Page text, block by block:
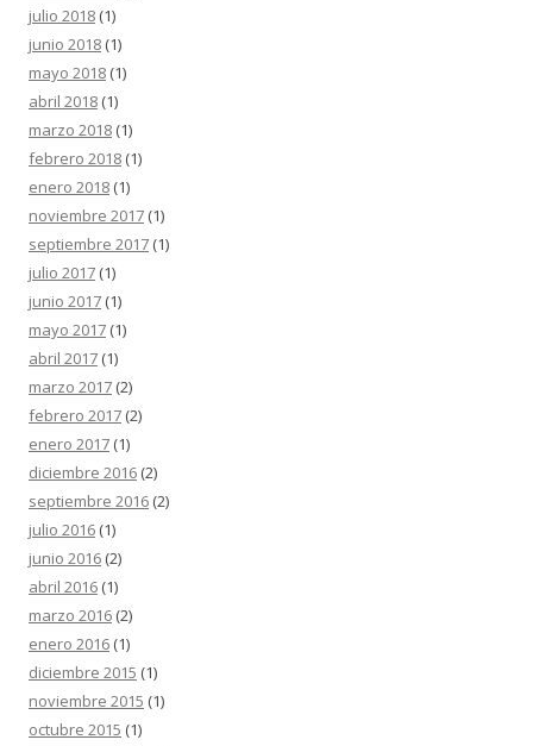
julio 2018 (1)
junio 2018 (1)
mayo 2018 (1)
abril 2018 (1)
marzo 2018 (1)
febrero 2018 (1)
enero 2018 (1)
noviembre 2017 (1)
septiembre 2017 (1)
julio 2017 (1)
junio 2017 (1)
mayo 2017 (1)
abril 2017 (1)
marzo 2017 (2)
febrero 2017 (2)
enero 2017 (1)
diciembre 2016 (2)
septiembre 2016 (2)
julio 2016 (1)
junio 2016 (2)
abril 2016 (1)
marzo 2016 (2)
enero 2016 (1)
diciembre 2015 (1)
noviembre 2015 (1)
octubre 2015 (1)